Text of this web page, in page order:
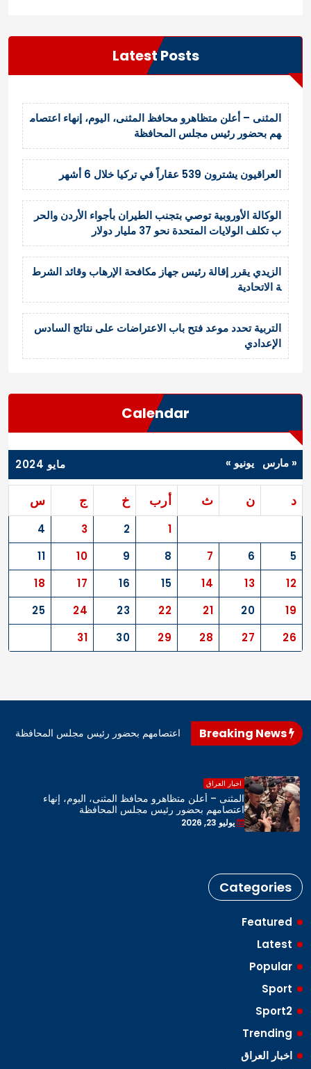
Latest Posts
المثنى – أعلن متظاهرو محافظ المثنى، اليوم، إنهاء اعتصام
هم بحضور رئيس مجلس المحافظة
العراقيون يشترون 539 عقاراً في تركيا خلال 6 أشهر
الوكالة الأوروبية توصي بتجنب الطيران بأجواء الأردن والحر
ب تكلف الولايات المتحدة نحو 37 مليار دولار
الزيدي يقرر إقالة رئيس جهاز مكافحة الإرهاب وقائد الشرط
ة الاتحادية
التربية تحدد موعد فتح باب الاعتراضات على نتائج السادس
الإعدادي
Calendar
مايو 2024
د ن ث أرب خ ج س
1
2
3
4
5
6
7
8
9
10
11
12
13
14
15
16
17
18
19
20
21
22
23
24
25
26
27
28
29
30
31
« مارس يونيو »
محافظ المثنى، اليوم، إنهاء اعتصامهم بحضور رئيس مجلس المحافظة
اخبار العراق
المثنى – أعلن متظاهرو محافظ المثنى، اليوم، إنهاء
اعتصامهم بحضور رئيس مجلس المحافظة
يوليو 23, 2026
Categories
Featured
Latest
Popular
Sport
Sport2
Trending
اخبار العراق